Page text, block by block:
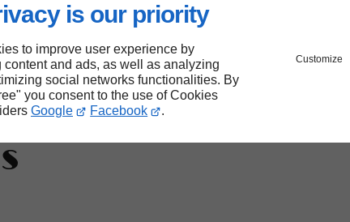
is our priority
to improve user experience by
content and ads, as well as analyzing
social networks functionalities. By
you consent to the use of Cookies
Google Facebook .
Customize
la